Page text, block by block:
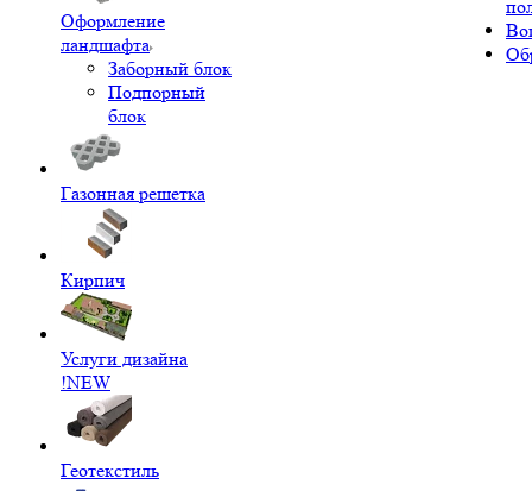
Оформление
ландшафта
Заборный блок
Подпорный
блок
Газонная решетка
Кирпич
Услуги дизайна
!NEW
Геотекстиль